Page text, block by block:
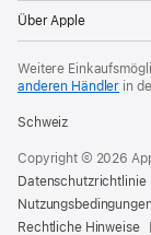
Über Apple
Weitere
anderen Händler in
Schweiz
Copyright © 2026
Datenschutzrichtlinie
Nutzungsbedingungen
Rechtliche Hinweise